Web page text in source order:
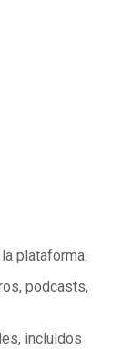
plataforma.
podcasts,
incluidos